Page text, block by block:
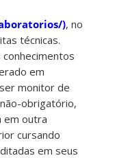
), no
técnicas.
em
monitor de
obrigatório,
em outra
cursando
em seus